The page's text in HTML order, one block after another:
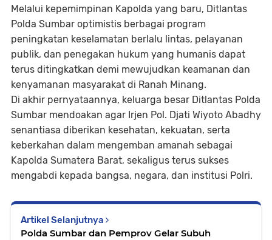
Melalui kepemimpinan Kapolda yang baru, Ditlantas
Polda Sumbar optimistis berbagai program
peningkatan keselamatan berlalu lintas, pelayanan
publik, dan penegakan hukum yang humanis dapat
terus ditingkatkan demi mewujudkan keamanan dan
kenyamanan masyarakat di Ranah Minang.
Di akhir pernyataannya, keluarga besar Ditlantas Polda
Sumbar mendoakan agar Irjen Pol. Djati Wiyoto Abadhy
senantiasa diberikan kesehatan, kekuatan, serta
keberkahan dalam mengemban amanah sebagai
Kapolda Sumatera Barat, sekaligus terus sukses
mengabdi kepada bangsa, negara, dan institusi Polri.
Artikel Selanjutnya
Polda Sumbar dan Pemprov Gelar Subuh